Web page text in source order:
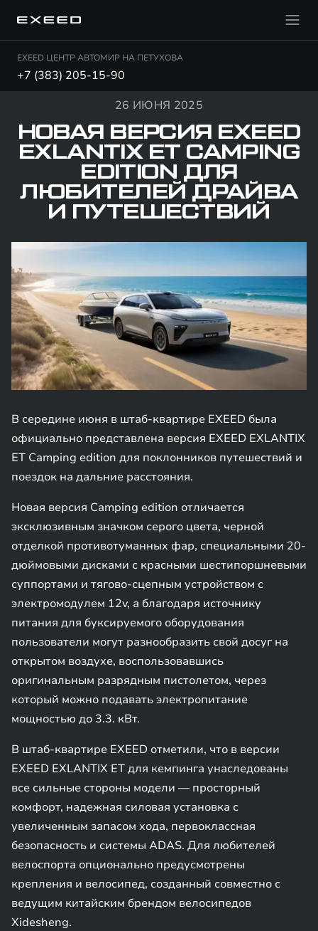
EXEED ЦЕНТР АВТОМИР НА ПЕТУХОВА
+7 (383) 205-15-90
26 ИЮНЯ 2025
НОВАЯ ВЕРСИЯ EXEED
EXLANTIX ET CAMPING
EDITION ДЛЯ
ЛЮБИТЕЛЕЙ ДРАЙВА
И ПУТЕШЕСТВИЙ
В середине июня в штаб-квартире EXEED была
официально представлена версия EXEED EXLANTIX
ET Camping edition для поклонников путешествий и
поездок на дальние расстояния.
Новая версия Camping edition отличается
эксклюзивным значком серого цвета, черной
отделкой противотуманных фар, специальными 20-
дюймовыми дисками с красными шестипоршневыми
суппортами и тягово-сцепным устройством с
электромодулем 12v, а благодаря источнику
питания для буксируемого оборудования
пользователи могут разнообразить свой досуг на
открытом воздухе, воспользовавшись
оригинальным разрядным пистолетом, через
который можно подавать электропитание
мощностью до 3.3. кВт.
В штаб-квартире EXEED отметили, что в версии
EXEED EXLANTIX ET для кемпинга унаследованы
все сильные стороны модели — просторный
комфорт, надежная силовая установка с
увеличенным запасом хода, первоклассная
безопасность и системы ADAS. Для любителей
велоспорта опционально предусмотрены
крепления и велосипед, созданный совместно с
ведущим китайским брендом велосипедов
Xidesheng.